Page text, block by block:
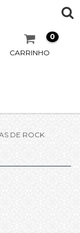
CARRINHO
0
DE ROCK